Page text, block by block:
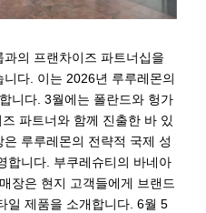
의 프랜차이즈 파트너십을
다. 이는 2026년 루루레몬의
니다. 3월에는 폴란드와 헝가
파트너와 함께 진출한 바 있
루루레몬의 전략적 국제 성
합니다. 부쿠레슈티의 바네아
장은 현지 고객들에게 브랜드
일 제품을 소개합니다. 6월 5